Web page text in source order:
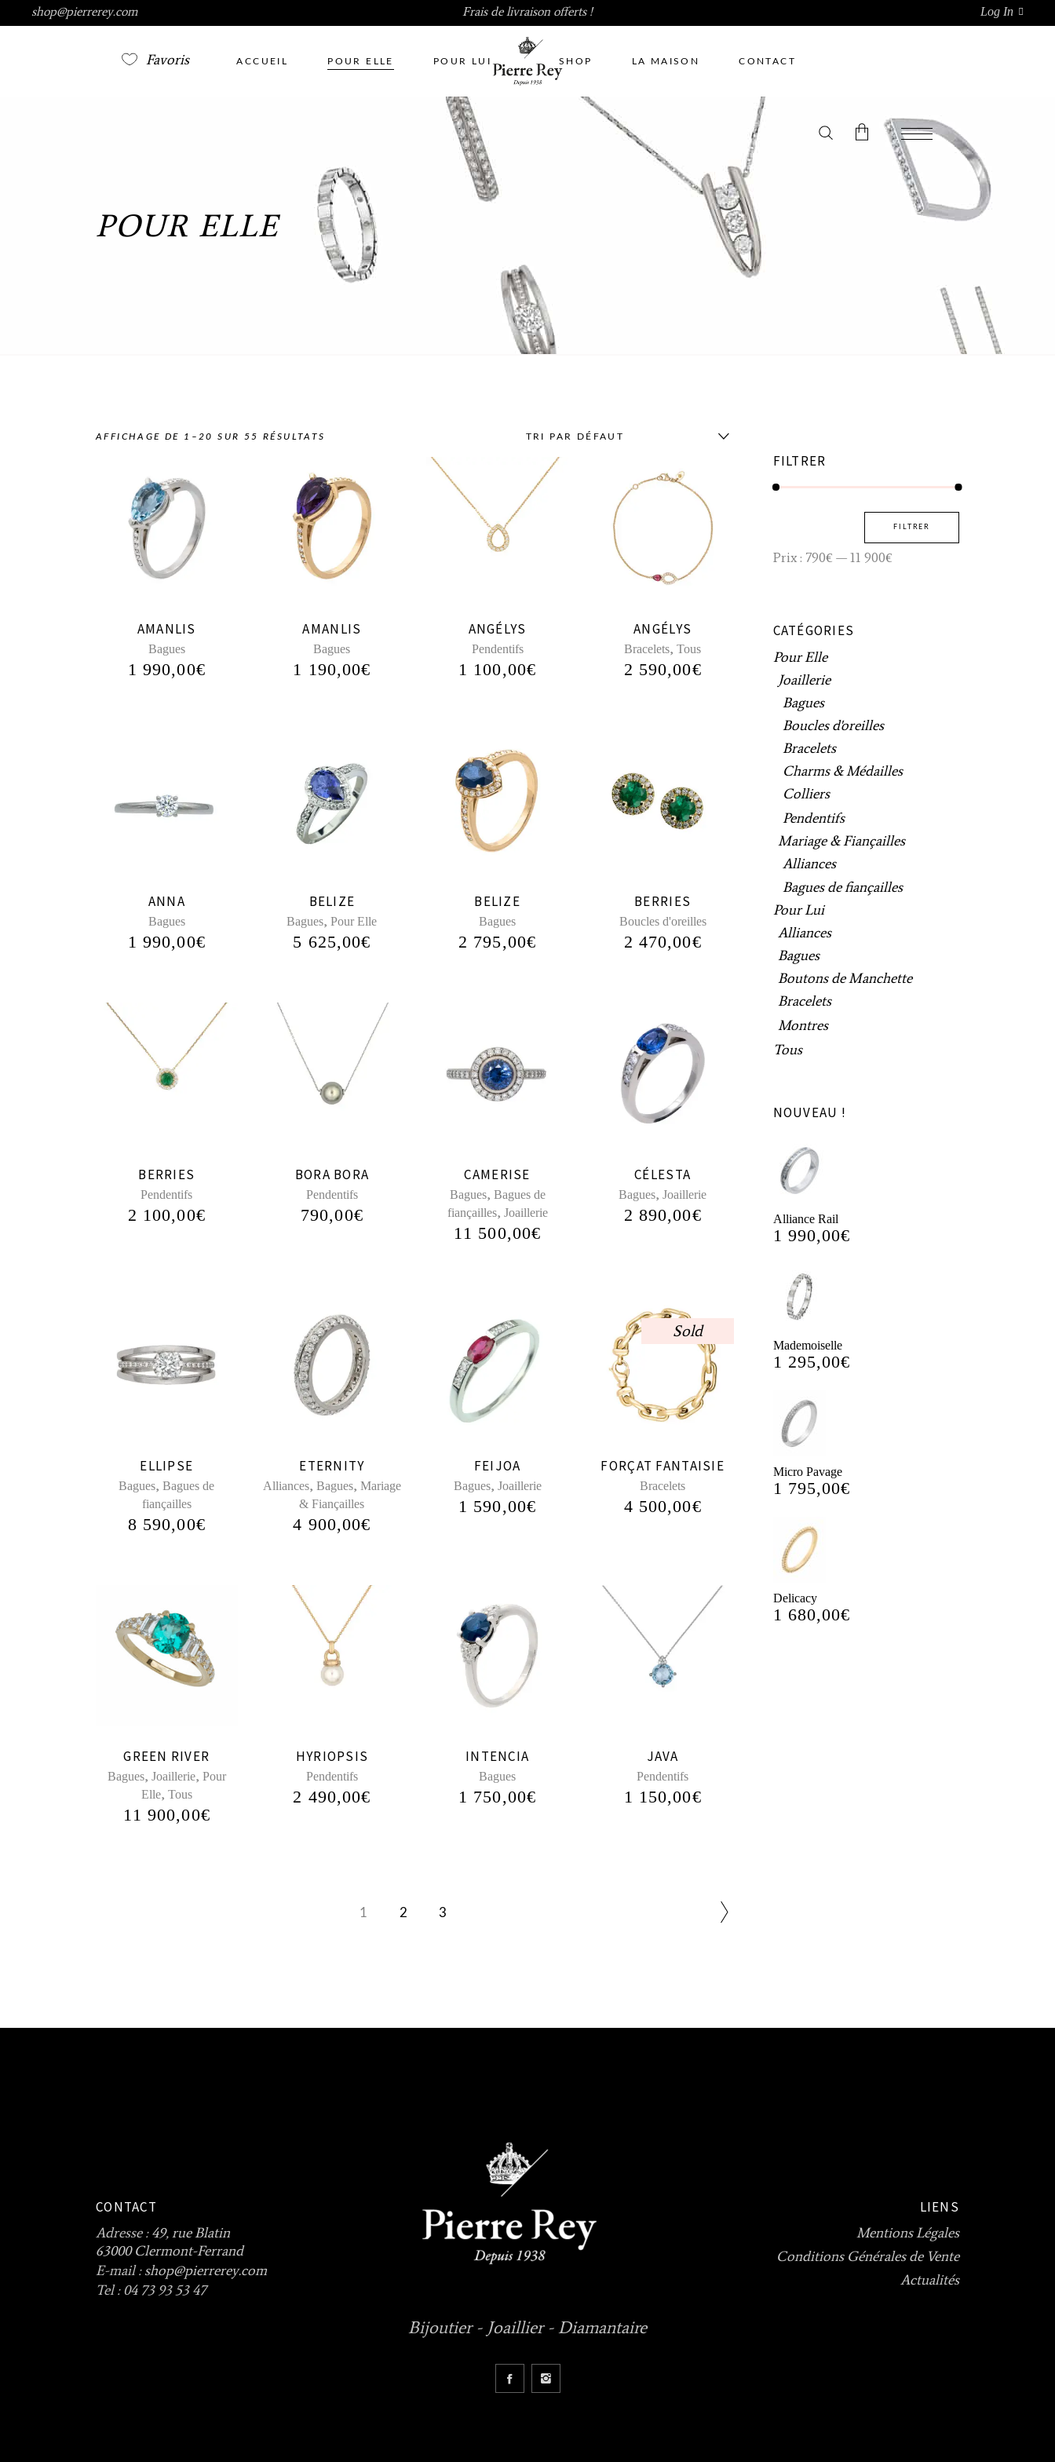
shop@pierrerey.com Frais de livraison offerts ! Log In
Favoris ACCUEIL POUR ELLE POUR LUI SHOP LA MAISON CONTACT
No products in the cart.
POUR ELLE
AFFICHAGE DE 1–20 SUR 55 RÉSULTATS TRI PAR DÉFAUT
AMANLIS
Bagues
1 990,00€
AMANLIS
Bagues
1 190,00€
ANGÉLYS
Pendentifs
1 100,00€
ANGÉLYS
Bracelets,Tous
2 590,00€
ANNA
Bagues
1 990,00€
BELIZE
Bagues,Pour Elle
5 625,00€
BELIZE
Bagues
2 795,00€
BERRIES
Boucles d'oreilles
2 470,00€
BERRIES
Pendentifs
2 100,00€
BORA BORA
Pendentifs
790,00€
CAMERISE
Bagues, Bagues de
fiançailles, Joaillerie
11 500,00€
CÉLESTA
Bagues,Joaillerie
2 890,00€
ELLIPSE
Bagues,Bagues de
fiançailles
8 590,00€
ETERNITY
Alliances, Bagues, Mariage
& Fiançailles
4 900,00€
FEIJOA
Bagues, Joaillerie
1 590,00€
Sold
FORÇAT FANTAISIE
Bracelets
4 500,00€
GREEN RIVER
Bagues, Joaillerie, Pour
Elle, Tous
11 900,00€
HYRIOPSIS
Pendentifs
2 490,00€
INTENCIA
Bagues
1 750,00€
JAVA
Pendentifs
1 150,00€
1 2 3
FILTRER
FILTRER
Prix : 790€ — 11 900€
CATÉGORIES
Pour Elle
Joaillerie
Bagues
Boucles d'oreilles
Bracelets
Charms & Médailles
Colliers
Pendentifs
Mariage & Fiançailles
Alliances
Bagues de fiançailles
Pour Lui
Alliances
Bagues
Boutons de Manchette
Bracelets
Montres
Tous
NOUVEAU !
Alliance Rail
1 990,00€
Mademoiselle
1 295,00€
Micro Pavage
1 795,00€
Delicacy
1 680,00€
CONTACT
Adresse :49, rue Blatin
63000 Clermont-Ferrand
E-mail :shop@pierrerey.com
Tel : 04 73 93 53 47
Bijoutier - Joaillier - Diamantaire
LIENS
Mentions Légales
Conditions Générales de Vente
Actualités